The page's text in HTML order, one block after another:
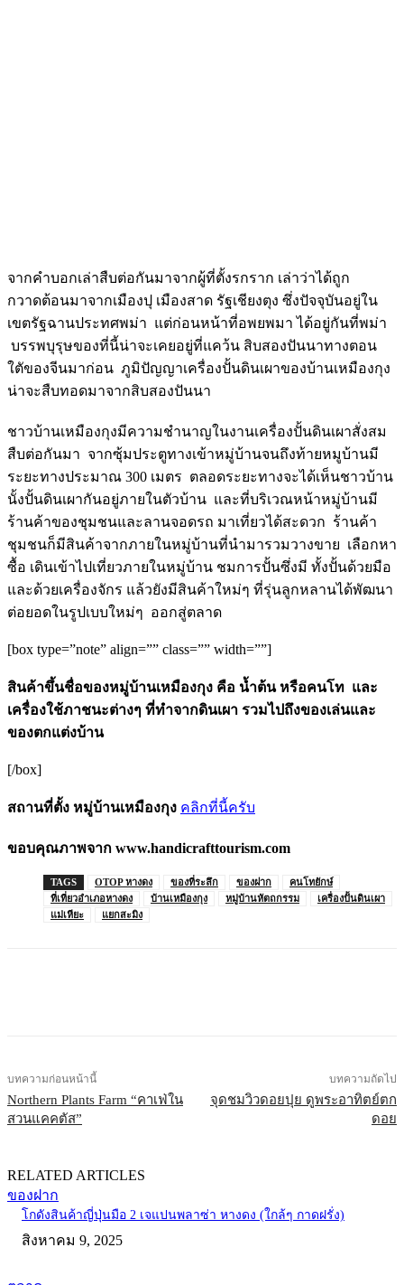
จากคำบอกเล่าสืบต่อกันมาจากผู้ที่ตั้งรกราก เล่าว่าได้ถูก
กวาดต้อนมาจากเมืองปุ เมืองสาด รัฐเชียงตุง ซึ่งปัจจุบันอยู่ใน
เขตรัฐฉานประทศพม่า แต่ก่อนหน้าที่อพยพมา ได้อยู่กันที่พม่า
บรรพบุรุษของที่นี้น่าจะเคยอยู่ที่แคว้น สิบสองปันนาทางตอน
ใตัของจีนมาก่อน ภูมิปัญญาเครื่องปั้นดินเผาของบ้านเหมืองกุง
น่าจะสืบทอดมาจากสิบสองปันนา
ชาวบ้านเหมืองกุงมีความชำนาญในงานเครื่องปั้นดินเผาสั่งสม
สืบต่อกันมา จากซุ้มประตูทางเข้าหมู่บ้านจนถึงท้ายหมูบ้านมี
ระยะทางประมาณ 300 เมตร ตลอดระยะทางจะได้เห็นชาวบ้าน
นั้งปั้นดินเผากันอยู่ภายในตัวบ้าน และที่บริเวณหน้าหมู่บ้านมี
ร้านค้าของชุมชนและลานจอดรถ มาเที่ยวได้สะดวก ร้านค้า
ชุมชนก็มีสินค้าจากภายในหมู่บ้านที่นำมารวมวางขาย เลือกหา
ซื้อ เดินเข้าไปเที่ยวภายในหมู่บ้าน ชมการปั้นซึ่งมี ทั้งปั้นด้วยมือ
และด้วยเครื่องจักร แล้วยังมีสินค้าใหม่ๆ ที่รุ่นลูกหลานได้พัฒนา
ต่อยอดในรูปเบบใหม่ๆ ออกสู่ตลาด
[box type=”note” align=”” class=”” width=””]
สินค้าขึ้นชื่อของหมู่บ้านเหมืองกุง คือ น้ำต้น หรือคนโท และ
เครื่องใช้ภาชนะต่างๆ ที่ทำจากดินเผา รวมไปถึงของเล่นและ
ของตกแต่งบ้าน
[/box]
สถานที่ตั้ง หมู่บ้านเหมืองกุง คลิกที่นี้ครับ
ขอบคุณภาพจาก www.handicrafttourism.com
TAGS OTOP หางดง ของที่ระลึก ของฝาก
คนโทยักษ์
ที่เที่ยวอำเภอหางดง
บ้านเหมืองกุง หมู่บ้านหัตถกรรม
เครื่องปั้นดินเผา
แม่เหียะ
แยกสะมิง
บทความก่อนหน้านี้
Northern Plants Farm “คาเฟ่ใน
สวนแคคตัส”
บทความถัดไป
จุดชมวิวดอยปุย ดูพระอาทิตย์ตก
ดอย
RELATED ARTICLES
ของฝาก
โกดังสินค้าญี่ปุ่นมือ 2 เจแปนพลาซ่า หางดง (ใกล้ๆ กาดฝรั่ง)
สิงหาคม 9, 2025